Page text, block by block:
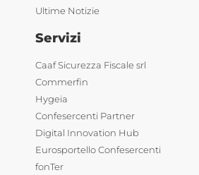
Ultime Notizie
Servizi
Caaf Sicurezza Fiscale srl
Commerfin
Hygeia
Confesercenti Partner
Digital Innovation Hub
Eurosportello Confesercenti
fonTer